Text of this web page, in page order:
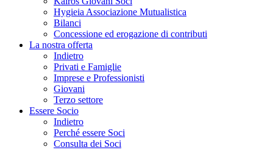
Hygieia Associazione Mutualistica
Bilanci
Concessione ed erogazione di contributi
La nostra offerta
Indietro
Privati e Famiglie
Imprese e Professionisti
Giovani
Terzo settore
Essere Socio
Indietro
Perché essere Soci
Consulta dei Soci